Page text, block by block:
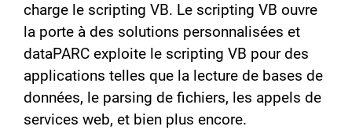
charge le scripting VB. Le scripting VB ouvre
la porte à des solutions personnalisées et
dataPARC exploite le scripting VB pour des
applications telles que la lecture de bases de
données, le parsing de fichiers, les appels de
services web, et bien plus encore.